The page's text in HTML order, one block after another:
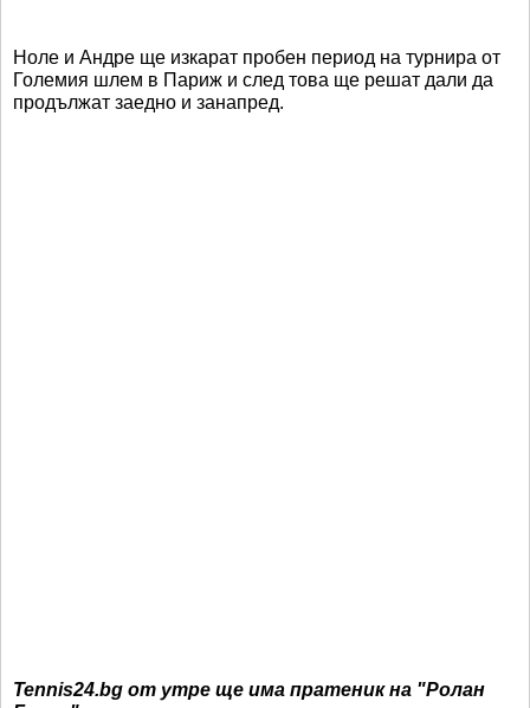
Ноле и Андре ще изкарат пробен период на турнира от
Големия шлем в Париж и след това ще решат дали да
продължат заедно и занапред.
Tennis24.bg от утре ще има пратеник на "Ролан